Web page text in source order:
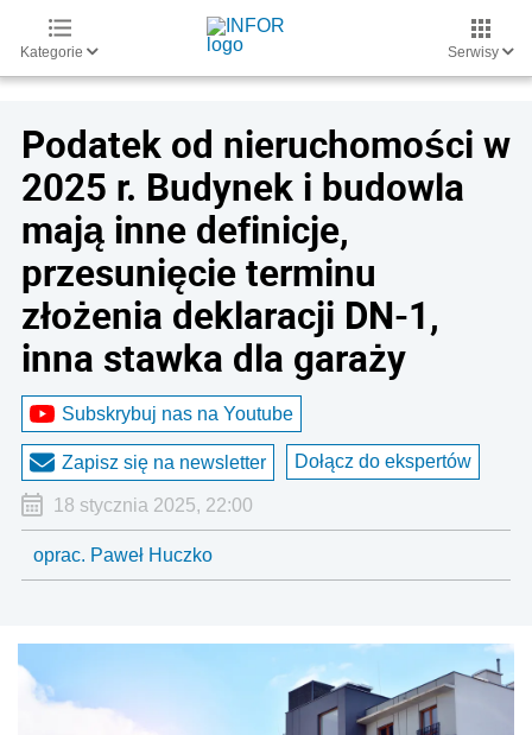
Kategorie Serwisy
Podatek od nieruchomości w
2025 r. Budynek i budowla
mają inne definicje,
przesunięcie terminu
złożenia deklaracji DN-1,
inna stawka dla garaży
Subskrybuj nas na Youtube
Zapisz się na newsletter Dołącz do ekspertów
18 stycznia 2025, 22:00
oprac. Paweł Huczko